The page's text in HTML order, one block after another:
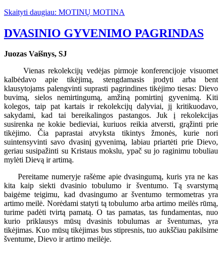
Skaityti daugiau: MOTINŲ MOTINA
DVASINIO GYVENIMO PAGRINDAS
Juozas Vaišnys, SJ
Vienas rekolekcijų vedėjas pirmoje konferencijoje visuomet
kalbėdavo apie tikėjimą, stengdamasis įrodyti arba bent
klausytojams palengvinti suprasti pagrindines tikėjimo tiesas: Dievo
buvimą, sielos nemirtingumą, amžiną pomirtinį gyvenimą. Kiti
kolegos, taip pat kartais ir rekolekcijų dalyviai, jį kritikuodavo,
sakydami, kad tai bereikalingos pastangos. Juk į rekolekcijas
susirenka ne kokie bedieviai, kuriuos reikia atversti, grąžinti prie
tikėjimo. Čia paprastai atvyksta tikintys žmonės, kurie nori
suintensyvinti savo dvasinį gyvenimą, labiau priartėti prie Dievo,
geriau susipažinti su Kristaus mokslu, ypač su jo raginimu tobuliau
mylėti Dievą ir artimą.
Pereitame numeryje rašėme apie dvasingumą, kuris yra ne kas
kita kaip siekti dvasinio tobulumo ir šventumo. Tą svarstymą
baigėme teigimu, kad dvasingumo ar šventumo termometras yra
artimo meilė. Norėdami statyti tą tobulumo arba artimo meilės rūmą,
turime padėti tvirtą pamatą. O tas pamatas, tas fundamentas, nuo
kurio priklausys mūsų dvasinis tobulumas ar šventumas, yra
tikėjimas. Kuo mūsų tikėjimas bus stipresnis, tuo aukščiau pakilsime
šventume, Dievo ir artimo meilėje.